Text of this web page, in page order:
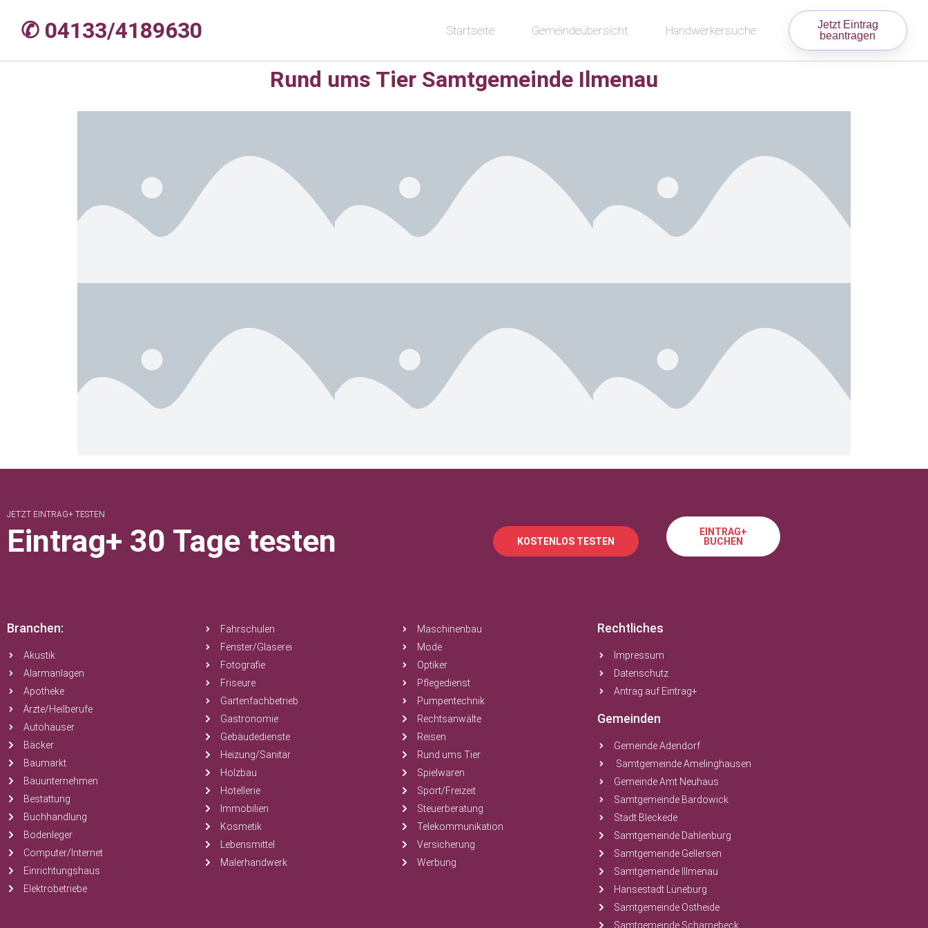
✆ 04133/4189630 Startseite Gemeindeübersicht Handwerkersuche
Jetzt Eintrag
beantragen
Rund ums Tier Samtgemeinde Ilmenau
JETZT EINTRAG+ TESTEN
Eintrag+ 30 Tage testen KOSTENLOS TESTEN
EINTRAG+
BUCHEN
Branchen:
Akustik
Alarmanlagen
Apotheke
Ärzte/Heilberufe
Autohäuser
Bäcker
Baumarkt
Bauunternehmen
Bestattung
Buchhandlung
Bodenleger
Computer/Internet
Einrichtungshaus
Elektrobetriebe
Fahrschulen
Fenster/Glaserei
Fotografie
Friseure
Gartenfachbetrieb
Gastronomie
Gebäudedienste
Heizung/Sanitär
Holzbau
Hotellerie
Immobilien
Kosmetik
Lebensmittel
Malerhandwerk
Maschinenbau
Mode
Optiker
Pflegedienst
Pumpentechnik
Rechtsanwälte
Reisen
Rund ums Tier
Spielwaren
Sport/Freizeit
Steuerberatung
Telekommunikation
Versicherung
Werbung
Rechtliches
Impressum
Datenschutz
Antrag auf Eintrag+
Gemeinden
Gemeinde Adendorf
Samtgemeinde Amelinghausen
Gemeinde Amt Neuhaus
Samtgemeinde Bardowick
Stadt Bleckede
Samtgemeinde Dahlenburg
Samtgemeinde Gellersen
Samtgemeinde Illmenau
Hansestadt Lüneburg
Samtgemeinde Ostheide
Samtgemeinde Scharnebeck